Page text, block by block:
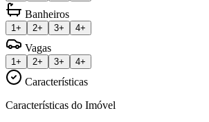
Banheiros
1+ 2+ 3+ 4+
Vagas
1+ 2+ 3+ 4+
Características
Características do Imóvel